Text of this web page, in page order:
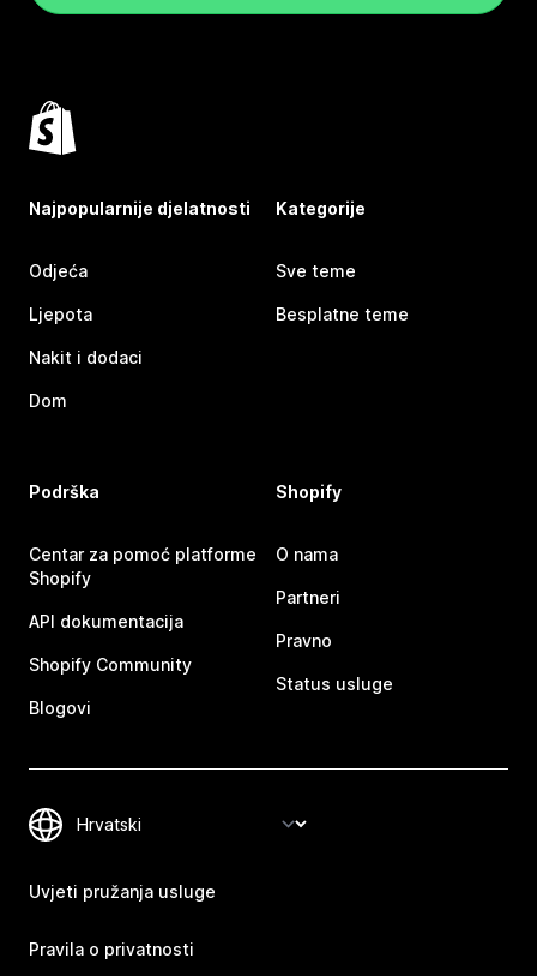
Najpopularnije djelatnosti
Odjeća
Ljepota
Nakit i dodaci
Dom
Kategorije
Sve teme
Besplatne teme
Podrška
Centar za pomoć platforme
Shopify
API dokumentacija
Shopify Community
Blogovi
Shopify
O nama
Partneri
Pravno
Status usluge
Uvjeti pružanja usluge
Pravila o privatnosti